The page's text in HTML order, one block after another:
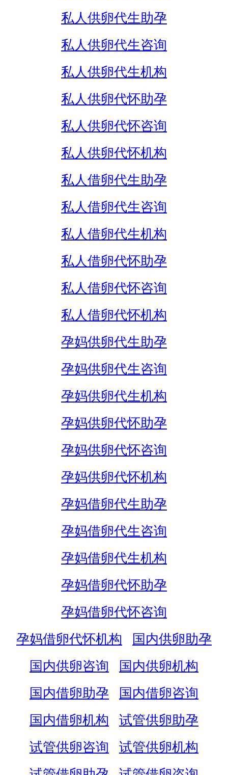
私人供卵代生助孕
私人供卵代生咨询
私人供卵代生机构
私人供卵代怀助孕
私人供卵代怀咨询
私人供卵代怀机构
私人借卵代生助孕
私人借卵代生咨询
私人借卵代生机构
私人借卵代怀助孕
私人借卵代怀咨询
私人借卵代怀机构
孕妈供卵代生助孕
孕妈供卵代生咨询
孕妈供卵代生机构
孕妈供卵代怀助孕
孕妈供卵代怀咨询
孕妈供卵代怀机构
孕妈借卵代生助孕
孕妈借卵代生咨询
孕妈借卵代生机构
孕妈借卵代怀助孕
孕妈借卵代怀咨询
孕妈借卵代怀机构
国内供卵助孕
国内供卵咨询
国内供卵机构
国内借卵助孕
国内借卵咨询
国内借卵机构
试管供卵助孕
试管供卵咨询
试管供卵机构